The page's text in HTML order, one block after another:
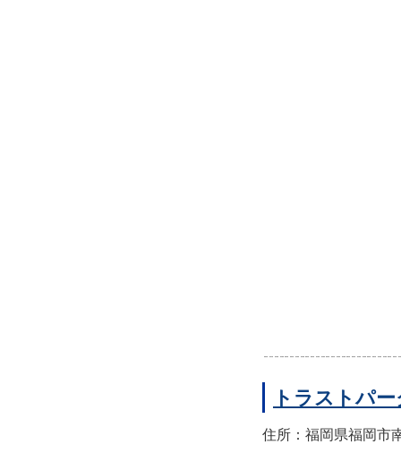
トラストパ
住所：福岡県福岡市